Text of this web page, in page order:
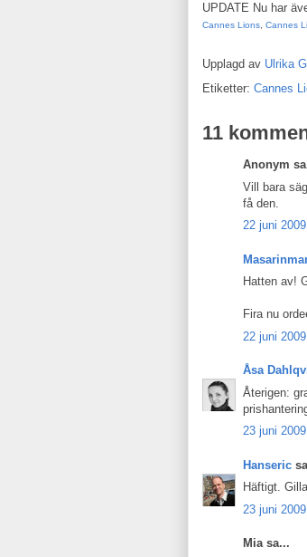
UPDATE Nu har
Cannes Lions Cannes
Upplagd av Ulrika
Etiketter: Cannes
11
Anonym
Vill bara
få den.
22 juni
Hatten av!
Fira nu
22 juni
Åsa
Återigen:
23 juni
Hanseric
Häftigt.
23 juni
Mia sa...